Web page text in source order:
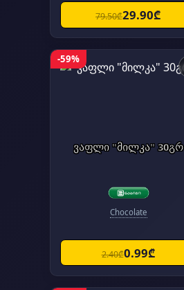
79.50₾29.90₾
-59%
ვაფლი "მილკა" 30გრ
Chocolate
2.40₾0.99₾